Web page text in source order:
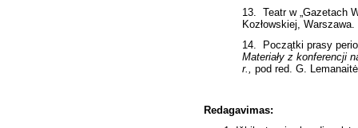
13. Teatr w „Gazetach
Kozłowskiej,
14. Początki prasy
Materiały z konferencji
r.,
pod red. G.
Redagavimas: